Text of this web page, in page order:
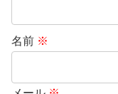
名前 ※